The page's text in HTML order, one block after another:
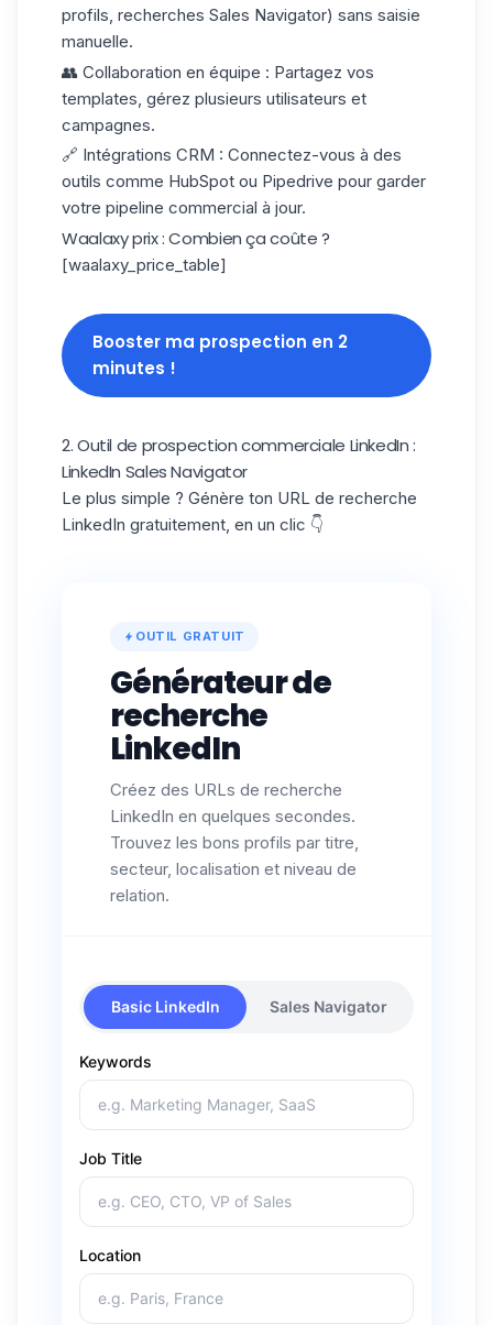
profils, recherches Sales Navigator) sans saisie
manuelle.
👥 Collaboration en équipe : Partagez vos
templates, gérez plusieurs utilisateurs et
campagnes.
🔗 Intégrations CRM : Connectez-vous à des
outils comme HubSpot ou Pipedrive pour garder
votre pipeline commercial à jour.
Waalaxy prix : Combien ça coûte ?
[waalaxy_price_table]
Booster ma prospection en 2
minutes !
2. Outil de prospection commerciale LinkedIn :
LinkedIn Sales Navigator
Le plus simple ? Génère ton URL de recherche
LinkedIn gratuitement, en un clic 👇
OUTIL GRATUIT
Générateur de
recherche
LinkedIn
Créez des URLs de recherche
LinkedIn en quelques secondes.
Trouvez les bons profils par titre,
secteur, localisation et niveau de
relation.